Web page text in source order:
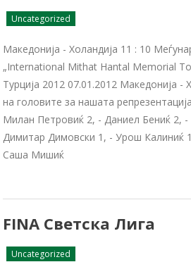
Uncategorized
Македонија - Холандија 11 : 10
„International Mithat Hantal Memorial
Турција 2012 07.01.2012 Македонија -
на головите за нашата
Милан Петровиќ 2, - Даниел Бениќ 2,
Димитар Димовски 1, - Урош Калиниќ
Саша Мишиќ
FINA Светска Лига
Uncategorized